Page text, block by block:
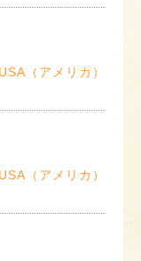
USA（アメリカ）
USA（アメリカ）